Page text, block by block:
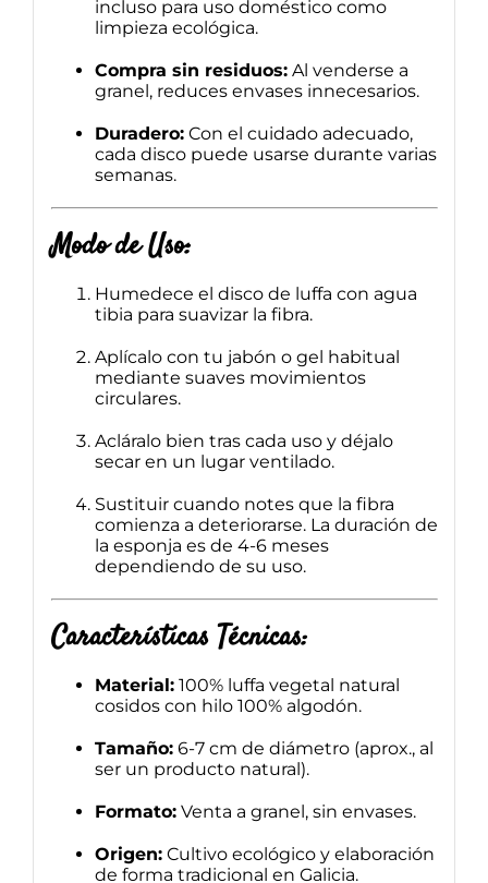
incluso para uso doméstico como
limpieza ecológica.
Compra sin residuos:Al venderse a
granel, reduces envases innecesarios.
Duradero:Con el cuidado adecuado,
cada disco puede usarse durante varias
semanas.
Modo de Uso:
Humedece el disco de luffa con agua
tibia para suavizar la fibra.
Aplícalo con tu jabón o gel habitual
mediante suaves movimientos
circulares.
Acláralo bien tras cada uso y déjalo
secar en un lugar ventilado.
Sustituir cuando notes que la fibra
comienza a deteriorarse. La duración de
la esponja es de 4-6 meses
dependiendo de su uso.
Características Técnicas:
Material:100% luffa vegetal natural
cosidos con hilo 100% algodón.
Tamaño:6-7 cm de diámetro (aprox., al
ser un producto natural).
Formato:Venta a granel, sin envases.
Origen:Cultivo ecológico y elaboración
de forma tradicional en Galicia.